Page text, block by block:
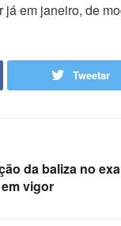
em janeiro, de
Tweetar
da baliza no
vigor